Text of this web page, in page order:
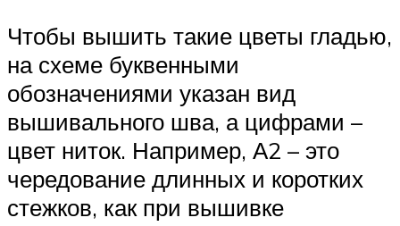
Чтобы вышить такие цветы гладью,
на схеме буквенными
обозначениями указан вид
вышивального шва, а цифрами –
цвет ниток. Например, А2 – это
чередование длинных и коротких
стежков, как при вышивке